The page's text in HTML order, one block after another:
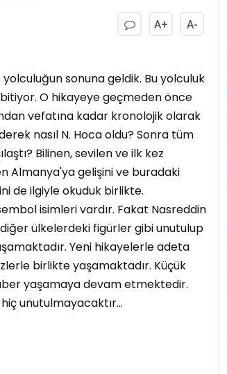
A+ A-
sonuna geldik. Bu yolculuk
O hikayeye geçmeden önce
vefatına kadar kronolojik olarak
nasıl N. Hoca oldu? Sonra tüm
Bilinen, sevilen ve ilk kez
Almanya'ya gelişini ve buradaki
de ilgiyle okuduk birlikte.
isimleri vardır. Fakat Nasreddin
ülkelerdeki figürler gibi unutulup
Yeni hikayelerle adeta
birlikte yaşamaktadır. Küçük
yaşamaya devam etmektedir.
unutulmayacaktır…